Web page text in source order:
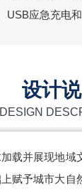
USB应急充电
设计
DESIGN
载并展现地域
赋予城市大自